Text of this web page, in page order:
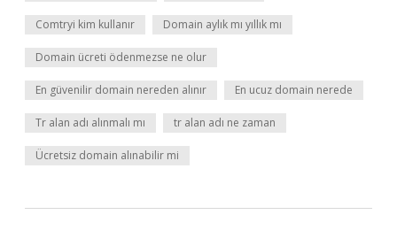
Comtryi kim kullanır Domain aylık mı yıllık mı
Domain ücreti ödenmezse ne olur
En güvenilir domain nereden alınır En ucuz domain nerede
Tr alan adı alınmalı mı tr alan adı ne zaman
Ücretsiz domain alınabilir mi